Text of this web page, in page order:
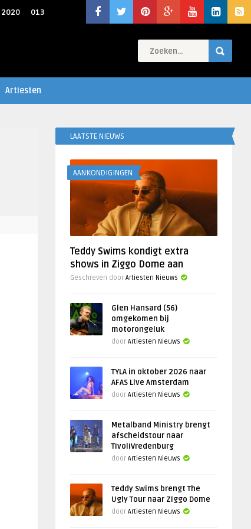
2020 013
Artiesten
LAATSTE NIEUWS
AANKONDIGINGEN
Teddy Swims kondigt extra
shows in Ziggo Dome aan
Geschreven door Artiesten Nieuws
Glen Hansard (56)
omgekomen bij
motorongeluk
door Artiesten Nieuws
TYLA in oktober 2026 naar
AFAS Live Amsterdam
door Artiesten Nieuws
Metalband Ministry brengt
afscheidstour naar
TivoliVredenburg
door Artiesten Nieuws
Teddy Swims brengt The
Ugly Tour naar Ziggo Dome
door Artiesten Nieuws